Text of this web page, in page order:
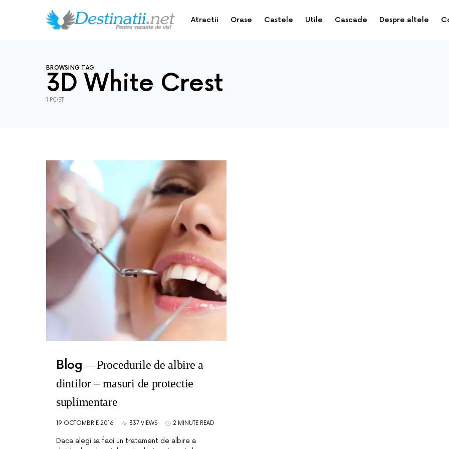
Atractii Orase Castele Utile Cascade Despre altele
BROWSING TAG
3D White Crest
1 POST
Blog
Procedurile de albire a
dintilor – masuri de protectie
suplimentare
19 OCTOMBRIE 2016 337 VIEWS 2 MINUTE READ
Daca alegi sa faci un tratament de albire a